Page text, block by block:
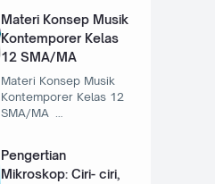
Materi Konsep Musik
Kontemporer Kelas
12 SMA/MA
Materi Konsep Musik
Kontemporer Kelas 12
SMA/MA …
Pengertian
Mikroskop: Ciri- ciri,